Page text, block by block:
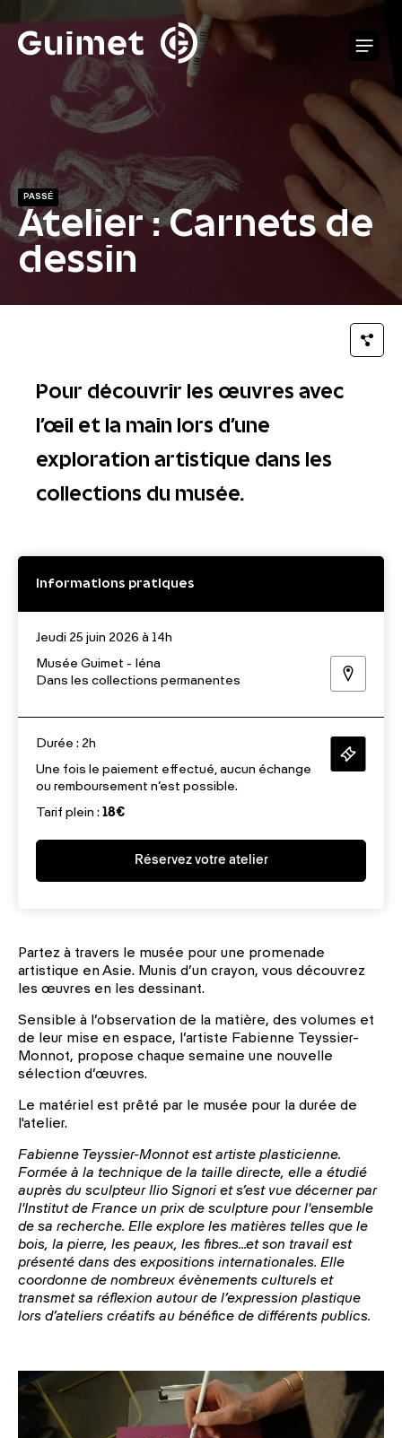
PASSÉ
Atelier : Carnets de
dessin
Pour découvrir les œuvres avec
l’œil et la main lors d’une
exploration artistique dans les
collections du musée.
Informations pratiques
Jeudi 25 juin 2026 à 14h
Musée Guimet - Iéna
Dans les collections permanentes
Durée : 2h
Une fois le paiement effectué, aucun échange
ou remboursement n’est possible.
Tarif plein : 18€
Réservez votre atelier
Partez à travers le musée pour une promenade
artistique en Asie. Munis d’un crayon, vous découvrez
les œuvres en les dessinant.
Sensible à l’observation de la matière, des volumes et
de leur mise en espace, l’artiste Fabienne Teyssier-
Monnot, propose chaque semaine une nouvelle
sélection d’œuvres.
Le matériel est prêté par le musée pour la durée de
l'atelier.
Fabienne Teyssier-Monnot est artiste plasticienne.
Formée à la technique de la taille directe, elle a étudié
auprès du sculpteur Ilio Signori et s’est vue décerner par
l'Institut de France un prix de sculpture pour l'ensemble
de sa recherche. Elle explore les matières telles que le
bois, la pierre, les peaux, les fibres...et son travail est
présenté dans des expositions internationales. Elle
coordonne de nombreux évènements culturels et
transmet sa réflexion autour de l’expression plastique
lors d’ateliers créatifs au bénéfice de différents publics.
Panneau de gestion des cookies